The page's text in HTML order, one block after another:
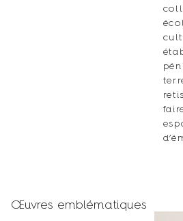
Œuvres emblématiques